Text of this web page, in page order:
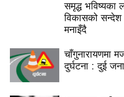
समृद्ध भविष्यका
विकासको सन्देश
मनाइँदै
चाँगुनारायणमा
दुर्घटना : दुई